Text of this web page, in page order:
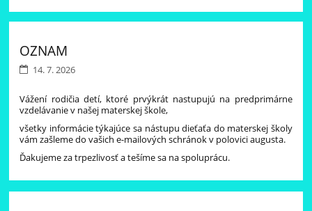
OZNAM
14. 7. 2026
Vážení rodičia detí, ktoré prvýkrát nastupujú na predprimárne
vzdelávanie v našej materskej škole,
všetky informácie týkajúce sa nástupu dieťaťa do materskej školy
vám zašleme do vašich e-mailových schránok v polovici augusta.
Ďakujeme za trpezlivosť a tešíme sa na spoluprácu.